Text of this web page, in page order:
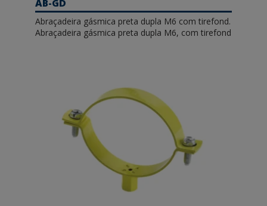
AB-GD
Abraçadeira gásmica preta dupla M6 com tirefond.
Abraçadeira gásmica preta dupla M6, com tirefond